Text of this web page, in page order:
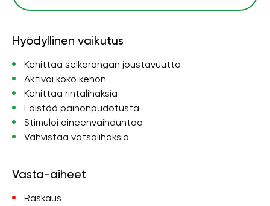
Hyödyllinen vaikutus
Kehittää selkärangan joustavuutta
Aktivoi koko kehon
Kehittää rintalihaksia
Edistää painonpudotusta
Stimuloi aineenvaihduntaa
Vahvistaa vatsalihaksia
Vasta-aiheet
Raskaus